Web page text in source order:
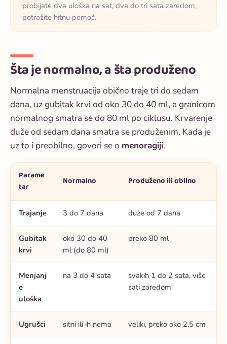
probijate dva uloška na sat, dva do tri sata zaredom,
potražite hitnu pomoć.
Šta je normalno, a šta produženo
Normalna menstruacija obično traje tri do sedam
dana, uz gubitak krvi od oko 30 do 40 ml, a granicom
normalnog smatra se do 80 ml po ciklusu. Krvarenje
duže od sedam dana smatra se produženim. Kada je
uz to i preobilno, govori se o menoragiji.
Parame
tar
Normalno Produženo ili obilno
Trajanje 3 do 7 dana duže od 7 dana
Gubitak
krvi
oko 30 do 40
ml (do 80 ml)
preko 80 ml
Menjanj
e
uloška
na 3 do 4 sata
svakih 1 do 2 sata, više
sati zaredom
Ugrušci sitni ili ih nema veliki, preko oko 2,5 cm